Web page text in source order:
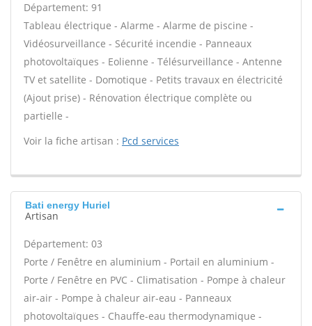
Département: 91
Tableau électrique - Alarme - Alarme de piscine -
Vidéosurveillance - Sécurité incendie - Panneaux
photovoltaïques - Eolienne - Télésurveillance - Antenne
TV et satellite - Domotique - Petits travaux en électricité
(Ajout prise) - Rénovation électrique complète ou
partielle -
Voir la fiche artisan : Pcd services
Bati energy Huriel
Artisan
Département: 03
Porte / Fenêtre en aluminium - Portail en aluminium -
Porte / Fenêtre en PVC - Climatisation - Pompe à chaleur
air-air - Pompe à chaleur air-eau - Panneaux
photovoltaïques - Chauffe-eau thermodynamique -